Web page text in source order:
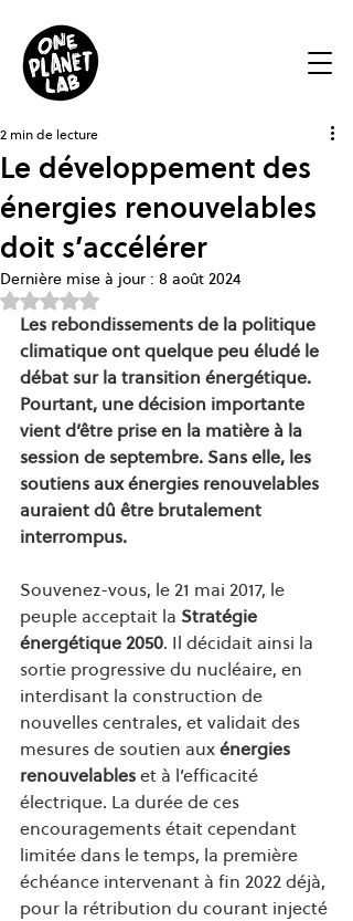
Le développement des
énergies renouvelables
doit s’accélérer
2 min de lecture
Dernière mise à jour : 8 août 2024
Noté NaN étoiles sur 5.
Les rebondissements de la politique
climatique ont quelque peu éludé le
débat sur la transition énergétique.
Pourtant, une décision importante
vient d’être prise en la matière à la
session de septembre. Sans elle, les
soutiens aux énergies renouvelables
auraient dû être brutalement
interrompus.
Souvenez-vous, le 21 mai 2017, le
peuple acceptait la Stratégie
énergétique 2050. Il décidait ainsi la
sortie progressive du nucléaire, en
interdisant la construction de
nouvelles centrales, et validait des
mesures de soutien aux énergies
renouvelables et à l’efficacité
électrique. La durée de ces
encouragements était cependant
limitée dans le temps, la première
échéance intervenant à fin 2022 déjà,
pour la rétribution du courant injecté